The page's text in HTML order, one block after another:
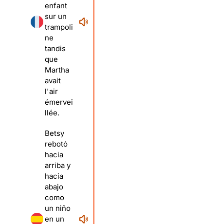
enfant
sur un
trampoli
ne
tandis
que
Martha
avait
l'air
émervei
llée.
Betsy
rebotó
hacia
arriba y
hacia
abajo
como
un niño
en un